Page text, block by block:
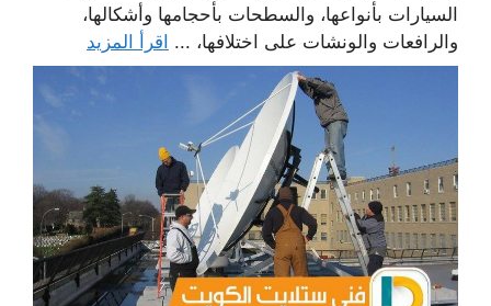
السيارات بأنواعها، والسطحات بأحجامها وأشكالها،
والرافعات والونشات على اختلافها، ... اقرأ المزيد